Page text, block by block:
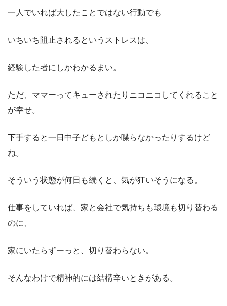
一人でいれば大したことではない行動でも
いちいち阻止されるというストレスは、
経験した者にしかわかるまい。
ただ、ママーってキューされたりニコニコしてくれること
が幸せ。
下手すると一日中子どもとしか喋らなかったりするけど
ね。
そういう状態が何日も続くと、気が狂いそうになる。
仕事をしていれば、家と会社で気持ちも環境も切り替わる
のに、
家にいたらずーっと、切り替わらない。
そんなわけで精神的には結構辛いときがある。